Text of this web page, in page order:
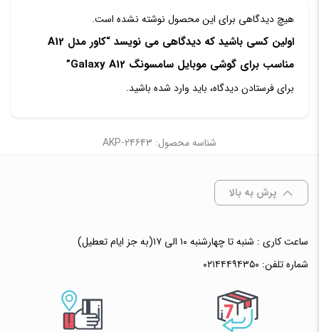
هیچ دیدگاهی برای این محصول نوشته نشده است.
اولین کسی باشید که دیدگاهی می نویسد “کاور مدل A12
مناسب برای گوشی موبایل سامسونگ Galaxy A12”
برای فرستادن دیدگاه، باید وارد شده باشید.
شناسه محصول: AKP-24643
پرش به بالا
ساعت کاری : شنبه تا چهارشنبه ۱۰ الی ۱۷(به جز ایام تعطیل)
شماره تلفن: ۰۲۱۴۴۴۹۴۳۵۰